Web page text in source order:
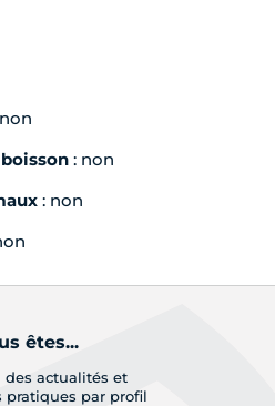
: non
: non
êtes...
des actualités et
pratiques par profil